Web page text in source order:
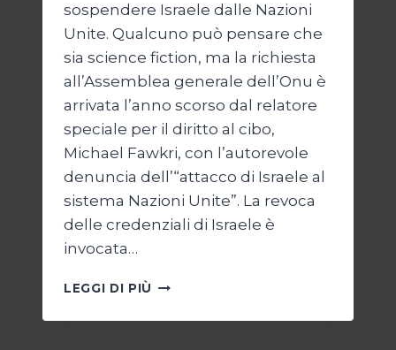
sospendere Israele dalle Nazioni
Unite. Qualcuno può pensare che
sia science fiction, ma la richiesta
all’Assemblea generale dell’Onu è
arrivata l’anno scorso dal relatore
speciale per il diritto al cibo,
Michael Fawkri, con l’autorevole
denuncia dell’“attacco di Israele al
sistema Nazioni Unite”. La revoca
delle credenziali di Israele è
invocata…
LEGGI DI PIÙ ONU
ISRAELE,